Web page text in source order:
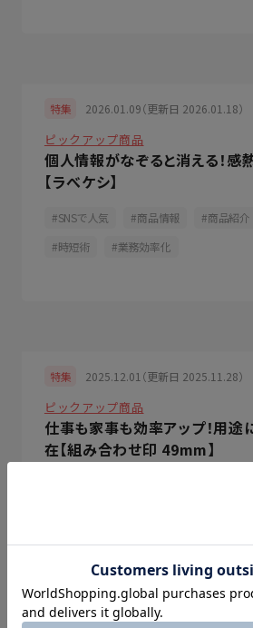
特集 2026.01.09（更新日 2026.01.18）
ピックアップ商品
個人情報がなぞると消える！感
【ラべケシ】
SNSで人気 商品情報 商品紹介
時短術
業務効率化
特集 2025.12.01（更新日 2025.11.28）
ピックアップ商品
仕事も家事も効率アップ！用途
在【組み合わせ印 49mm】